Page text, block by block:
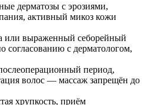
дерматозы с эрозиями,
активный микоз кожи
или выраженный себорейный
согласованию с дерматологом,
период,
волос — массаж запрещён до
хрупкость, приём